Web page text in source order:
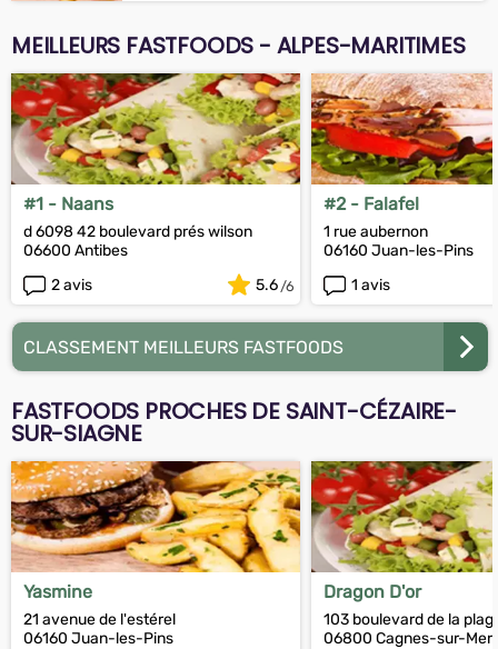
MEILLEURS FASTFOODS - ALPES-MARITIMES
#1 - Naans
d 6098 42 boulevard prés wilson
06600 Antibes
2 avis
5.6
#2 - Falafel
1 rue aubernon
06160 Juan-les-Pins
1 avis
CLASSEMENT MEILLEURS FASTFOODS
FASTFOODS PROCHES DE SAINT-CÉZAIRE-
SUR-SIAGNE
Yasmine
21 avenue de l'estérel
06160 Juan-les-Pins
Dragon D'or
103 boulevard de la
06800 Cagnes-sur-Mer